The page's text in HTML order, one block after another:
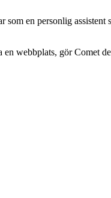
en personlig
webbplats, gör